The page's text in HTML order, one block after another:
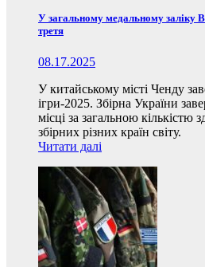
У загальному медальному заліку
третя
08.17.2025
У китайському місті Ченду
ігри-2025. Збірна України
місці за загальною кількістю
збірних різних країн світу.
Читати далі